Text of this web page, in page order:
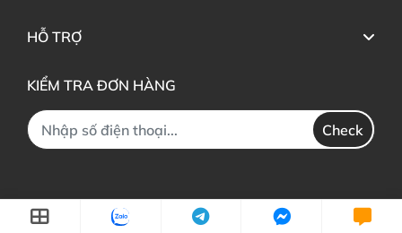
HỖ TRỢ
KIỂM TRA ĐƠN HÀNG
Check